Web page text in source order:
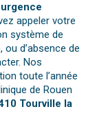
urgence
appeler votre
système de
ou d’absence de
Nos
toute l’année
de Rouen
Tourville la